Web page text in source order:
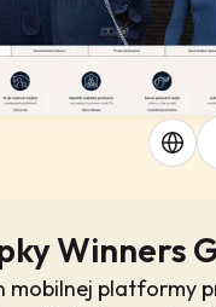
Winners
mobilnej platformy